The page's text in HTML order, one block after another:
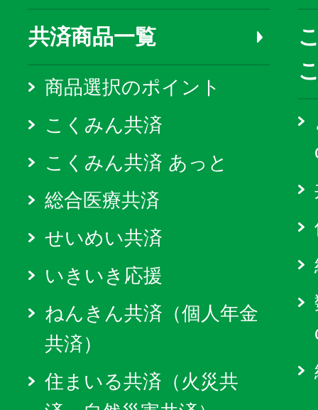
共済商品一覧
商品選択のポイント
こくみん共済
こくみん共済 あっと
総合医療共済
せいめい共済
いきいき応援
ねんきん共済（個人年金
共済）
住まいる共済（火災共